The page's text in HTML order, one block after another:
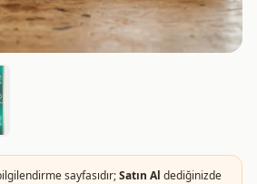
sayfasıdır;Satın Al dediğinizde